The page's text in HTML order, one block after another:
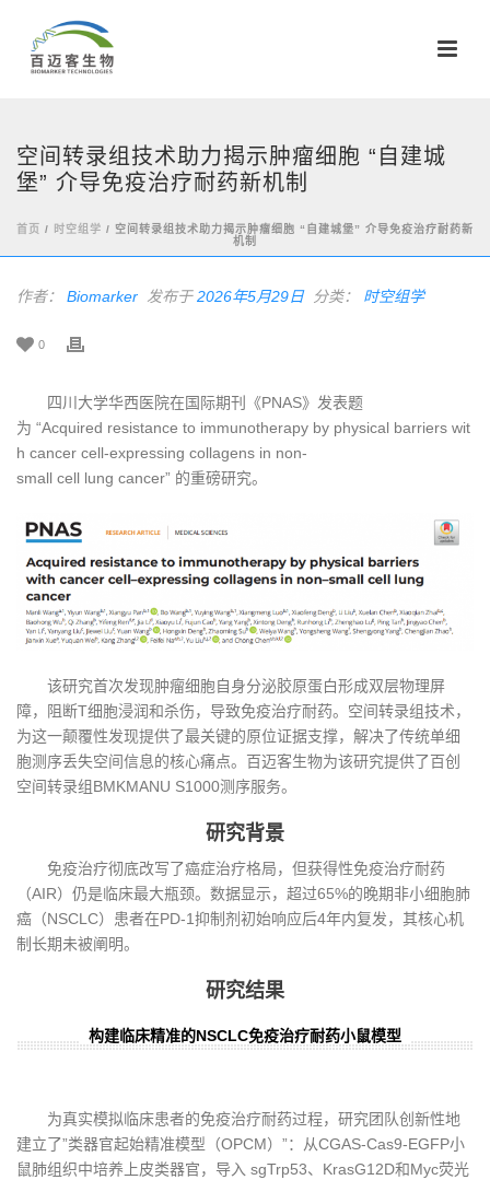
空间转录组技术助力揭示肿瘤细胞 “自建城
堡” 介导免疫治疗耐药新机制
首页 / 时空组学 / 空间转录组技术助力揭示肿瘤细胞 “自建城堡” 介导免疫治疗耐药新
机制
作者： Biomarker 发布于2026年5月29日 分类： 时空组学
0
四川大学华西医院在国际期刊《PNAS》发表题
为 “Acquired resistance to immunotherapy by physical barriers wit
h cancer cell-expressing collagens in non-
small cell lung cancer” 的重磅研究。
该研究首次发现肿瘤细胞自身分泌胶原蛋白形成双层物理屏
障，阻断T细胞浸润和杀伤，导致免疫治疗耐药。空间转录组技术，
为这一颠覆性发现提供了最关键的原位证据支撑，解决了传统单细
胞测序丢失空间信息的核心痛点。百迈客生物为该研究提供了百创
空间转录组BMKMANU S1000测序服务。
研究背景
免疫治疗彻底改写了癌症治疗格局，但获得性免疫治疗耐药
（AIR）仍是临床最大瓶颈。数据显示，超过65%的晚期非小细胞肺
癌（NSCLC）患者在PD-1抑制剂初始响应后4年内复发，其核心机
制长期未被阐明。
研究结果
构建临床精准的NSCLC免疫治疗耐药小鼠模型
为真实模拟临床患者的免疫治疗耐药过程，研究团队创新性地
建立了”类器官起始精准模型（OPCM）”：从CGAS-Cas9-EGFP小
鼠肺组织中培养上皮类器官，导入 sgTrp53、KrasG12D和Myc荧光